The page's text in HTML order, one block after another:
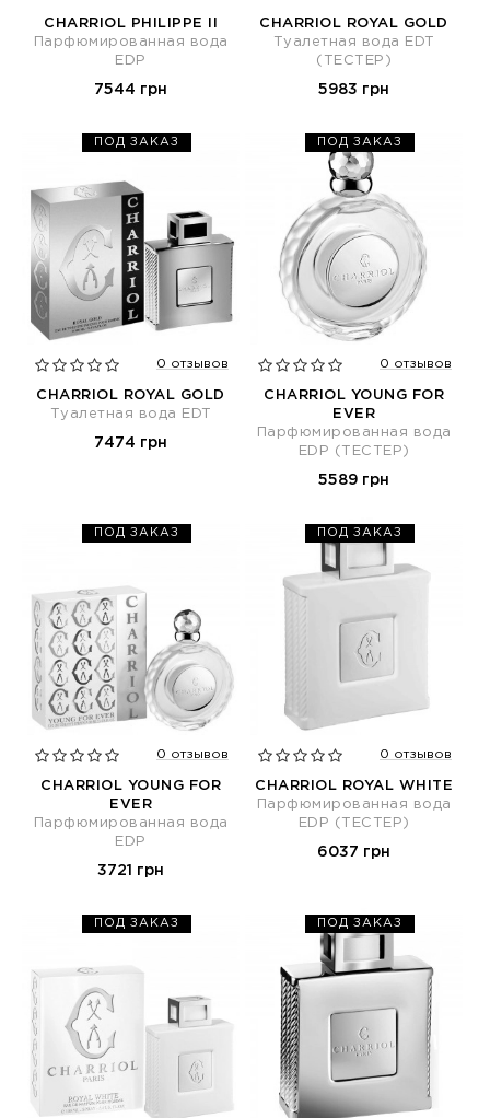
CHARRIOL PHILIPPE II
Парфюмированная вода
EDP
7544 грн
CHARRIOL ROYAL GOLD
Туалетная вода EDT
(ТЕСТЕР)
5983 грн
ПОД ЗАКАЗ
0 отзывов
CHARRIOL ROYAL GOLD
Туалетная вода EDT
7474 грн
ПОД ЗАКАЗ
0 отзывов
CHARRIOL YOUNG FOR
EVER
Парфюмированная вода
EDP (ТЕСТЕР)
5589 грн
ПОД ЗАКАЗ
0 отзывов
CHARRIOL YOUNG FOR
EVER
Парфюмированная вода
EDP
3721 грн
ПОД ЗАКАЗ
0 отзывов
CHARRIOL ROYAL WHITE
Парфюмированная вода
EDP (ТЕСТЕР)
6037 грн
ПОД ЗАКАЗ ПОД ЗАКАЗ